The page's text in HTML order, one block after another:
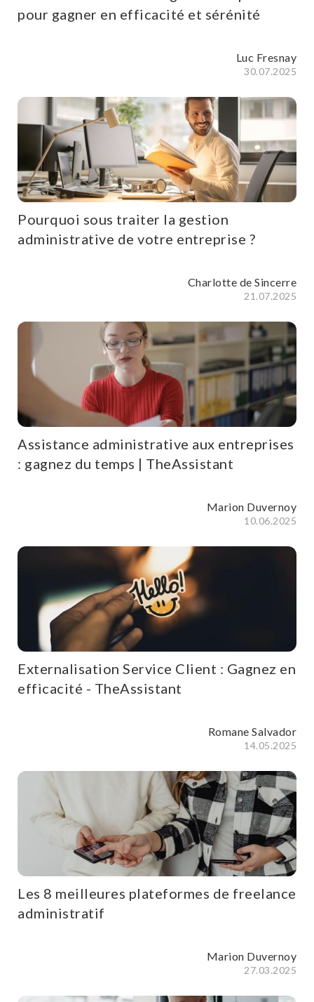
pour gagner en efficacité et sérénité
Luc Fresnay
30.07.2025
Pourquoi sous traiter la gestion
administrative de votre entreprise ?
Charlotte de Sincerre
21.07.2025
Assistance administrative aux entreprises
: gagnez du temps | TheAssistant
Marion Duvernoy
10.06.2025
Externalisation Service Client : Gagnez en
efficacité - TheAssistant
Romane Salvador
14.05.2025
Les 8 meilleures plateformes de freelance
administratif
Marion Duvernoy
27.03.2025